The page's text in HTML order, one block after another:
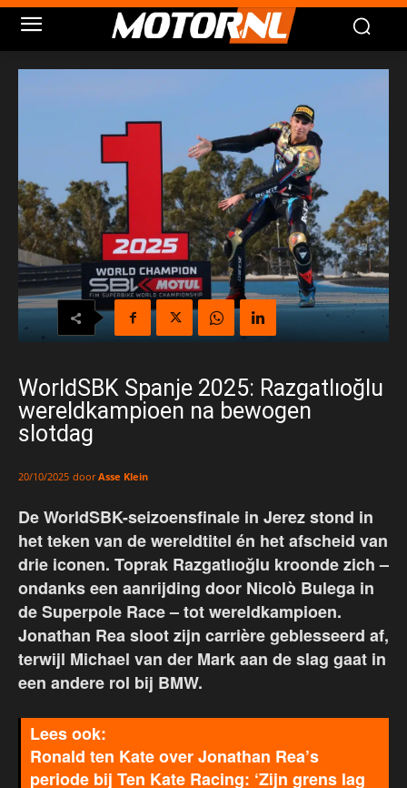
WorldSBK Spanje 2025: Razgatlıoğlu
wereldkampioen na bewogen
slotdag
20/10/2025 door Asse Klein
De WorldSBK-seizoensfinale in Jerez stond in
het teken van de wereldtitel én het afscheid van
drie iconen. Toprak Razgatlıoğlu kroonde zich –
ondanks een aanrijding door Nicolò Bulega in
de Superpole Race – tot wereldkampioen.
Jonathan Rea sloot zijn carrière geblesseerd af,
terwijl Michael van der Mark aan de slag gaat in
een andere rol bij BMW.
Ronald ten Kate over Jonathan Rea’s
periode bij Ten Kate Racing: ‘Zijn grens lag